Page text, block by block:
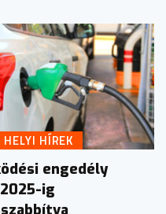
HÍREK
engedély
ig